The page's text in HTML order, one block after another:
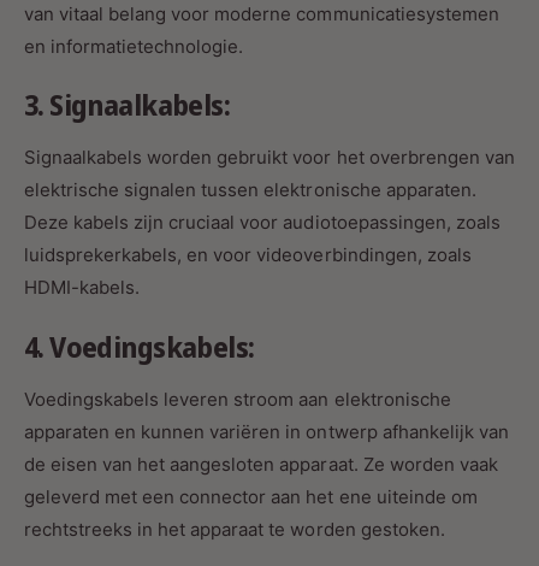
van vitaal belang voor moderne communicatiesystemen
en informatietechnologie.
3. Signaalkabels:
Signaalkabels worden gebruikt voor het overbrengen van
elektrische signalen tussen elektronische apparaten.
Deze kabels zijn cruciaal voor audiotoepassingen, zoals
luidsprekerkabels, en voor videoverbindingen, zoals
HDMI-kabels.
4. Voedingskabels:
Voedingskabels leveren stroom aan elektronische
apparaten en kunnen variëren in ontwerp afhankelijk van
de eisen van het aangesloten apparaat. Ze worden vaak
geleverd met een connector aan het ene uiteinde om
rechtstreeks in het apparaat te worden gestoken.